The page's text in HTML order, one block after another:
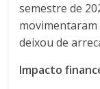
semestre de
movimentaram
deixou de
Impacto